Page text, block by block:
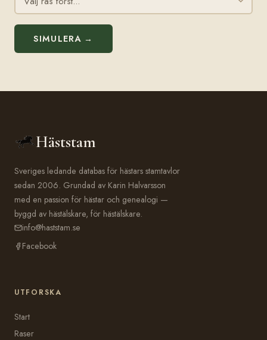
SIMULERA →
Häststam
Sveriges ledande databas för hästars stamtavlor
sedan 2006. Grundad av Karin Halvarsson
med en passion för hästar och genealogi —
byggd av hästälskare, för hästälskare.
info@haststam.se
Facebook
UTFORSKA
Start
Raser